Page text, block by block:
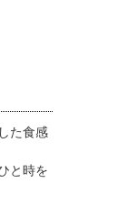
た食感
と時を